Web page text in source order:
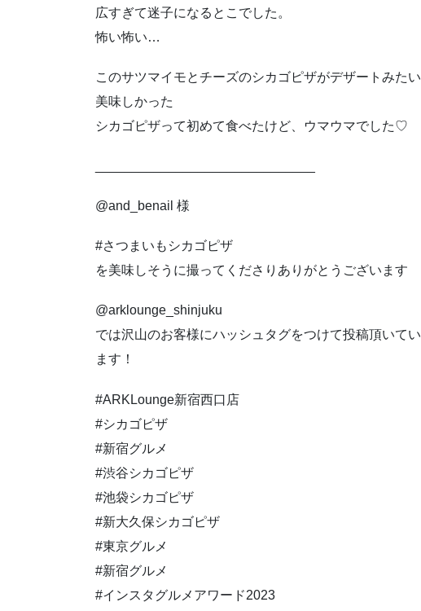
広すぎて迷子になるとこでした。
怖い怖い…
このサツマイモとチーズのシカゴピザがデザートみた
美味しかった
シカゴピザって初めて食べたけど、ウマウマでした♡
@and_benail 様
#さつまいもシカゴピザ
を美味しそうに撮ってくださりありがとうございます
@arklounge_shinjuku
では沢山のお客様にハッシュタグをつけて投稿頂いて
ます！
#ARKLounge新宿西口店
#シカゴピザ
#新宿グルメ
#渋谷シカゴピザ
#池袋シカゴピザ
#新大久保シカゴピザ
#東京グルメ
#新宿グルメ
#インスタグルメアワード2023